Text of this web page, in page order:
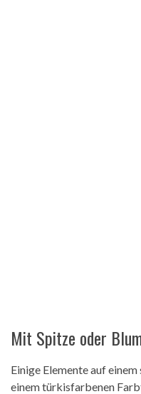
Mit Spitze oder
Einige Elemente auf
einem türkisfarbenen